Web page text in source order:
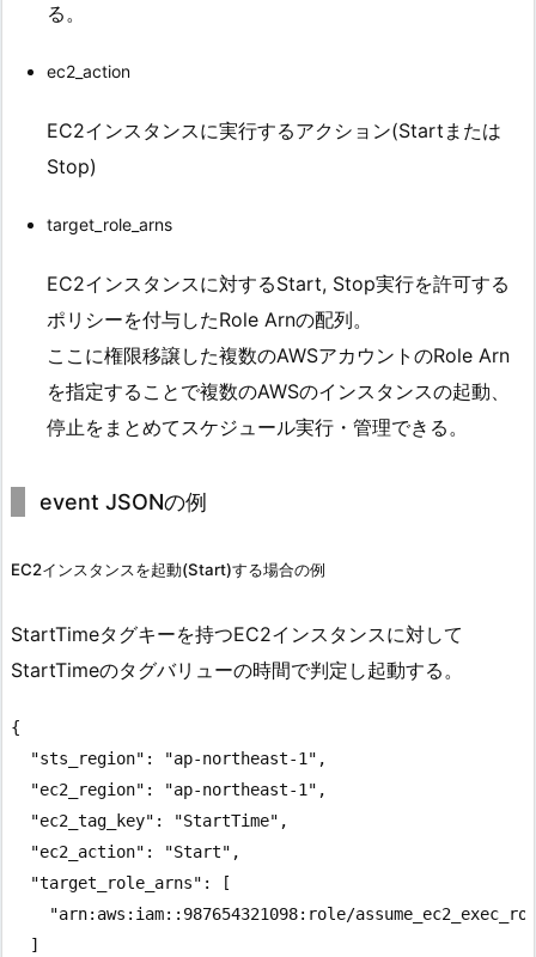
る。
ec2_action
EC2インスタンスに実行するアクション(Startまたは
Stop)
target_role_arns
EC2インスタンスに対するStart, Stop実行を許可する
ポリシーを付与したRole Arnの配列。
ここに権限移譲した複数のAWSアカウントのRole Arn
を指定することで複数のAWSのインスタンスの起動、
停止をまとめてスケジュール実行・管理できる。
event JSONの例
EC2インスタンスを起動(Start)する場合の例
StartTimeタグキーを持つEC2インスタンスに対して
StartTimeのタグバリューの時間で判定し起動する。
{
  "sts_region": "ap-northeast-1",
  "ec2_region": "ap-northeast-1",
  "ec2_tag_key": "StartTime",
  "ec2_action": "Start",
  "target_role_arns": [
"arn:aws:iam::987654321098:role/
  ]